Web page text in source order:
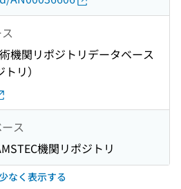
機関リポジトリデータベース
リ）
ス
機関リポジトリ
なく表示する